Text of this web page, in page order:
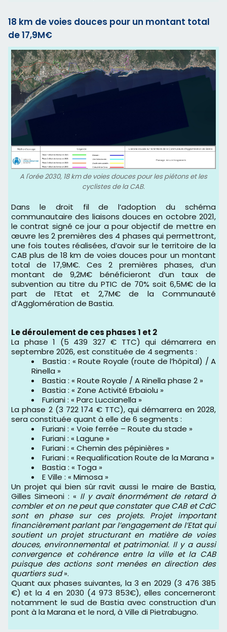
18 km de voies douces pour un montant total
de 17,9M€
A l'orée 2030, 18 km de voies douces pour les piétons et les
cyclistes de la CAB.
Dans le droit fil de l’adoption du schéma
communautaire des liaisons douces en octobre 2021,
le contrat signé ce jour a pour objectif de mettre en
œuvre les 2 premières des 4 phases qui permettront,
une fois toutes réalisées, d’avoir sur le territoire de la
CAB plus de 18 km de voies douces pour un montant
total de 17,9M€. Ces 2 premières phases, d’un
montant de 9,2M€ bénéficieront d’un taux de
subvention au titre du PTIC de 70% soit 6,5M€ de la
part de l’Etat et 2,7M€ de la Communauté
d’Agglomération de Bastia.
Le déroulement de ces phases 1 et 2
La phase 1 (5 439 327 € TTC) qui démarrera en
septembre 2026, est constituée de 4 segments :
Bastia : « Route Royale (route de l’hôpital) / A
Rinella »
Bastia : « Route Royale / A Rinella phase 2 »
Bastia : « Zone Activité Erbaiolu »
Furiani : « Parc Luccianella »
La phase 2 (3 722 174 € TTC), qui démarrera en 2028,
sera constituée quant à elle de 6 segments :
Furiani : « Voie ferrée – Route du stade »
Furiani : « Lagune »
Furiani : « Chemin des pépinières »
Furiani : « Requalification Route de la Marana »
Bastia : « Toga »
E Ville : « Mimosa »
Un projet qui bien sûr ravit aussi le maire de Bastia,
Gilles Simeoni : « Il y avait énormément de retard à
combler et on ne peut que constater que CAB et CdC
sont en phase sur ces projets. Projet important
financièrement parlant par l’engagement de l’Etat qui
soutient un projet structurant en matière de voies
douces, environnemental et patrimonial. Il y a aussi
convergence et cohérence entre la ville et la CAB
puisque des actions sont menées en direction des
quartiers sud».
Quant aux phases suivantes, la 3 en 2029 (3 476 385
€) et la 4 en 2030 (4 973 853€), elles concerneront
notamment le sud de Bastia avec construction d’un
pont à la Marana et le nord, à Ville di Pietrabugno.